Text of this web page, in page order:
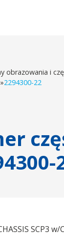
obrazowania i
»2294300-22
SCP3 w/